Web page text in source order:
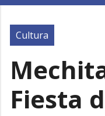
Cultura
Fiesta